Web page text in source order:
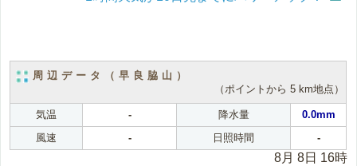
周辺データ（早良脇山）
（ポイントから 5 km地点）
気温 - 降水量
0.0mm
風速
- 日照時間 -
8月 8日 16時